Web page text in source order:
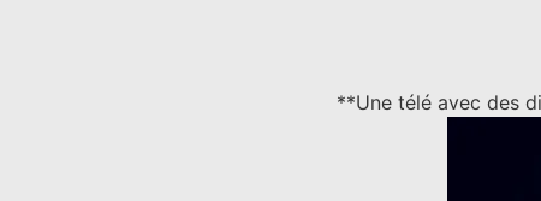
**Une télé avec des